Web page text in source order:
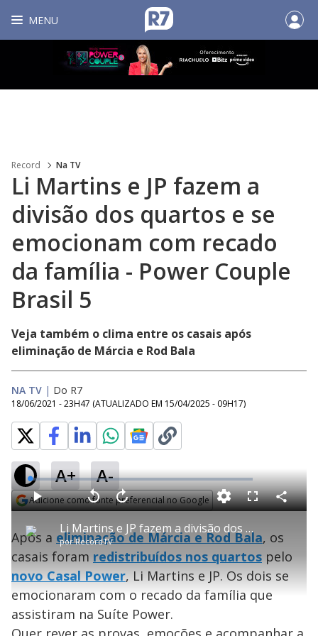
MENU
Record Na TV
Li Martins e JP fazem a
divisão dos quartos e se
emocionam com recado
da família - Power Couple
Brasil 5
Veja também o clima entre os casais após
eliminação de Márcia e Rod Bala
NA TV | Do R7
18/06/2021 - 23H47 (ATUALIZADO EM 15/04/2025 - 09H17)
A+ A-
Adicione como fonte preferencial no Google
P
l
a
Li Martins e JP fazem a divisão dos quartos e se emocionam com recado da família - Power Couple Brasil 5
porRecordTV
P V
l
t
a
r
0
s
e
g
n
d
A
n
ç
a
1
0
s
e
u
n
d
o
s
L
o
a
d
e
:
1
.
6
0
%
F
c
e
e
n
C
o
a
r
l
a
Após a eliminação de Márcia e Rod Bala, os
casais foram redistribuídos nos quartos pelo
novo Casal Power, Li Martins e JP. Os dois se
emocionaram com o recado da família que
assistiram na Suíte Power.